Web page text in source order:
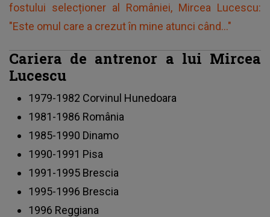
fostului selecționer al României, Mircea Lucescu:
"Este omul care a crezut în mine atunci când..."
Cariera de antrenor a lui Mircea
Lucescu
1979-1982 Corvinul Hunedoara
1981-1986 România
1985-1990 Dinamo
1990-1991 Pisa
1991-1995 Brescia
1995-1996 Brescia
1996 Reggiana